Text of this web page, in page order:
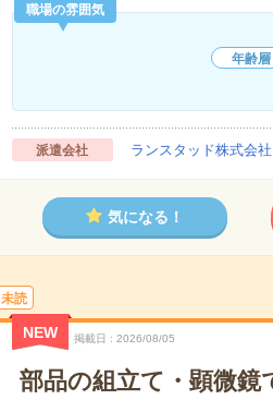
職場の雰囲気
年齢層
派遣会社 ランスタッド株式会
気になる！
未読
NEW 掲載日 2026/08/05
部品の組立て・顕微鏡